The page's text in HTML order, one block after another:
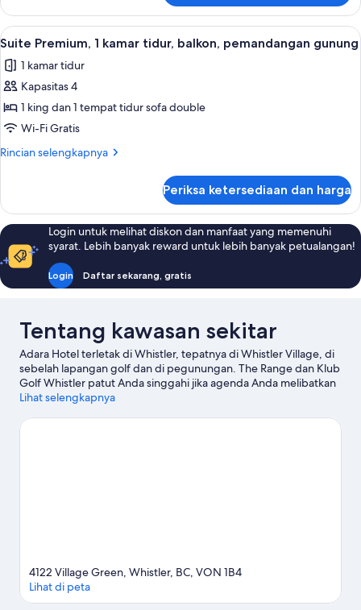
Suite,
kamar
balkon,
pemandangan
Lihat
semua
foto
untuk
Suite
Premium,
1
balkon,
pemandangan
gunung
Suite Premium, 1 kamar tidur,
5
Suite Premium, 1 kamar tidur, balkon, pemandangan gunung
1 kamar tidur
Kapasitas 4
1 king dan 1 tempat tidur sofa double
Wi-Fi Gratis
Rincian selengkapnya
Rincian
Suite
Premium,
1
kamar
tidur,
balkon,
Periksa ketersediaan dan harga
Login untuk melihat diskon dan manfaat yang memenuhi
syarat. Lebih banyak reward untuk lebih banyak petualangan!
Login Daftar sekarang, gratis
Tentang kawasan sekitar
Adara Hotel terletak di Whistler, tepatnya di Whistler Village, di
sebelah lapangan golf dan di pegunungan. The Range dan Klub
Golf Whistler patut Anda singgahi jika agenda Anda melibatkan
kegiatan seru, atau kunjungi Taman Bersepeda Gunung
kecantikan alam kawasan ini. Resor Ski Whistler Blackcomb dan
Lihat selengkapnya
4122 Village Green, Whistler, BC, VON 1B4
Lihat di peta